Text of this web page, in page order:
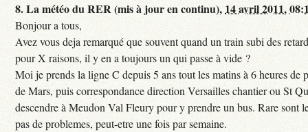
8.La météo du RER (mis à jour en continu), 14 avril 2011,
Bonjour a tous,
Avez vous deja remarqué que souvent quand un train subi des
pour X raisons, il y en a toujours un qui passe à vide ?
Moi je prends la ligne C depuis 5 ans tout les matins à 6 heures de
de Mars, puis correspondance direction Versailles chantier ou St
descendre à Meudon Val Fleury pour y prendre un bus. Rare sont
pas de problemes, peut-etre une fois par semaine.